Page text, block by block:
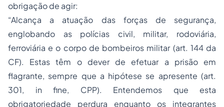
obrigação de agir:
“Alcança a atuação das forças de segurança,
englobando as polícias civil, militar, rodoviária,
ferroviária e o corpo de bombeiros militar (art. 144 da
CF). Estas têm o dever de efetuar a prisão em
flagrante, sempre que a hipótese se apresente (art.
301, in fine, CPP). Entendemos que esta
obrigatoriedade perdura enquanto os integrantes